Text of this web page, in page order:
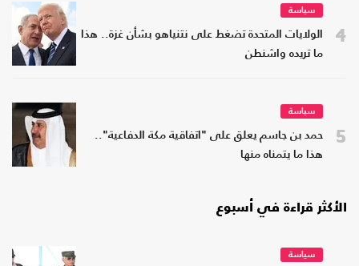
4
سياسة
الولايات المتحدة تضغط على نتنياهو بشأن غزة.. هذا
ما تريده واشنطن
5
سياسة
حمد بن جاسم يعلق على "اتفاقية مكة الدفاعية"..
هذا ما يتمناه منها
الأكثر قراءة في أسبوع
سياسة